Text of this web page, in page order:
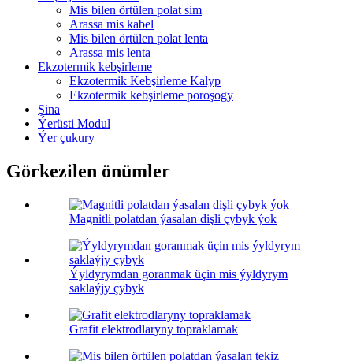
Mis bilen örtülen polat sim
Arassa mis kabel
Mis bilen örtülen polat lenta
Arassa mis lenta
Ekzotermik kebşirleme
Ekzotermik Kebşirleme Kalyp
Ekzotermik kebşirleme poroşogy
Şina
Ýerüsti Modul
Ýer çukury
Görkezilen önümler
Magnitli polatdan ýasalan dişli çybyk ýok
Ýyldyrymdan goranmak üçin mis ýyldyrym
saklaýjy çybyk
Grafit elektrodlaryny topraklamak